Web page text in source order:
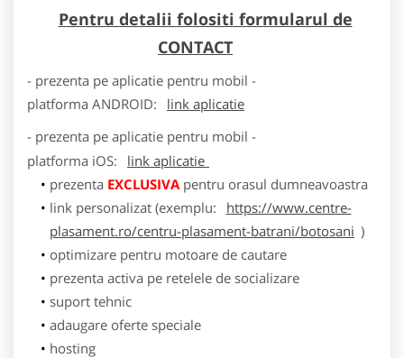
Pentru detalii folositi formularul de
CONTACT
- prezenta pe aplicatie pentru mobil -
platforma ANDROID:
link aplicatie
- prezenta pe aplicatie pentru mobil -
platforma iOS:
link aplicatie
prezenta EXCLUSIVApentru orasul dumneavoastra
link personalizat (exemplu:
https://www.centre-
plasament.ro/centru-plasament-batrani/botosani )
optimizare pentru motoare de cautare
prezenta activa pe retelele de socializare
suport tehnic
adaugare oferte speciale
hosting